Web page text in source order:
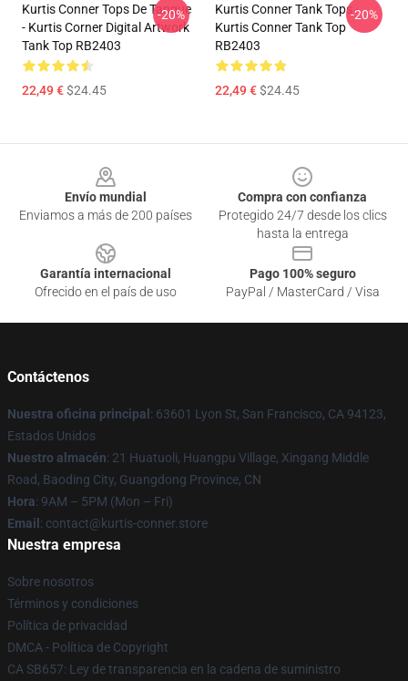
Kurtis Conner Tops De Tanque
- Kurtis Corner Digital Artwork
Tank Top RB2403
22,49 €$24.45
-20%
Kurtis Conner Tank Tops -
Kurtis Conner Tank Top
RB2403
22,49 €$24.45
-20%
Envío mundial
Enviamos a más de 200 países
Compra con confianza
Protegido 24/7 desde los clics
hasta la entrega
Garantía internacional
Ofrecido en el país de uso
Pago 100% seguro
PayPal / MasterCard / Visa
Contáctenos
Nuestra oficina principal : 63601 Lyon St, San Francisco, CA 94123,
Estados Unidos
Nuestro almacén: 21 Huatuoli, Huangpu Village, Xingang Middle
Road, Baoding City, Guangdong Province, CN
Hora: 9AM – 5PM (Mon – Fri)
Email : contact@kurtis-conner.store
Nuestra empresa
Sobre nosotros
Términos y condiciones
Política de privacidad
DMCA - Política de Copyright
CA SB657: Ley de transparencia en la cadena de suministro